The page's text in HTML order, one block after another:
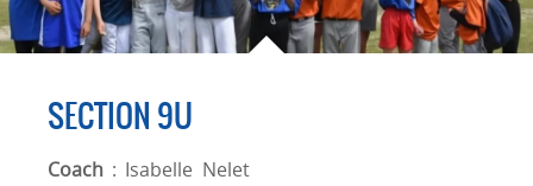
SECTION 9U
Coach : Isabelle Nelet